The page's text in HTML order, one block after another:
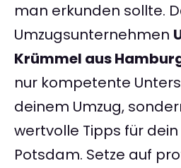
man erkunden sollte.
Umzugsunternehmen
Krümmel aus
nur kompetente
deinem Umzug,
wertvolle Tipps für
Potsdam. Setze auf